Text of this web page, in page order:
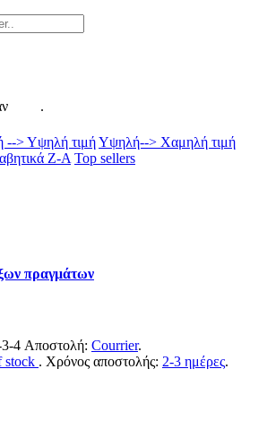
.
--> Υψηλή τιμήΥψηλή--> Χαμηλή τιμή
Z-A Top sellers
πραγμάτων
4 Αποστολή: Courrier.
stock . Χρόνος αποστολής: 2-3 ημέρες.